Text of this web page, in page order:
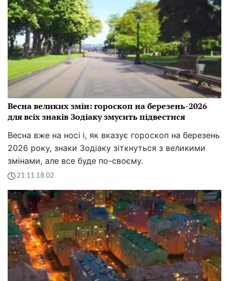
Весна великих змін: гороскоп на березень-2026
для всіх знаків Зодіаку змусить підвестися
Весна вже на носі і, як вказує гороскоп на березень
2026 року, знаки Зодіаку зіткнуться з великими
змінами, але все буде по-своєму.
21:11 18.02